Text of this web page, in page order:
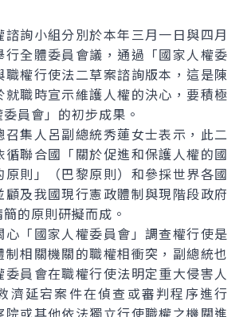
詢小組分別於本年三月一日與四月
行全體委員會議，通過「國家人權委
職權行使法二草案諮詢版本，這是陳
就職時宣示維護人權的決心，要積極
員會」的初步成果。
集人呂副總統秀蓮女士表示，此二
循聯合國「關於促進和保護人權的國
原則」（巴黎原則）和參採世界各國
顧及我國現行憲政體制與現階段政府
的原則研擬而成。
「國家人權委員會」調查權行使是
制相關機關的職權相衝突，副總統也
委員會在職權行使法明定重大侵害人
濟延宕案件在偵查或審判程序進行
院或其他依法獨立行使職權之機關進